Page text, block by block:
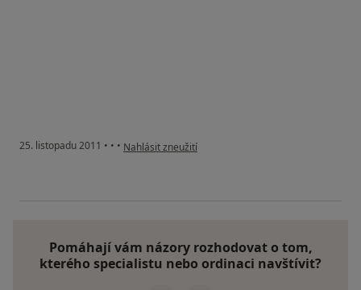
25. listopadu 2011 • • • podle názoru uživatele Pacient
Nahlásit zneužití
Pomáhají vám názory rozhodovat o tom,
kterého specialistu nebo ordinaci navštívit?